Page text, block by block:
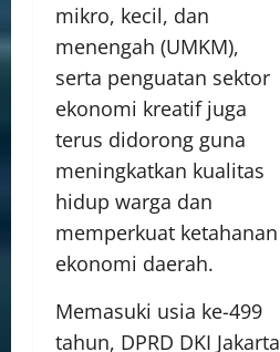
mikro, kecil, dan
menengah (UMKM),
serta penguatan sektor
ekonomi kreatif juga
terus didorong guna
meningkatkan kualitas
hidup warga dan
memperkuat ketahanan
ekonomi daerah.
Memasuki usia ke-499
tahun, DPRD DKI Jakarta